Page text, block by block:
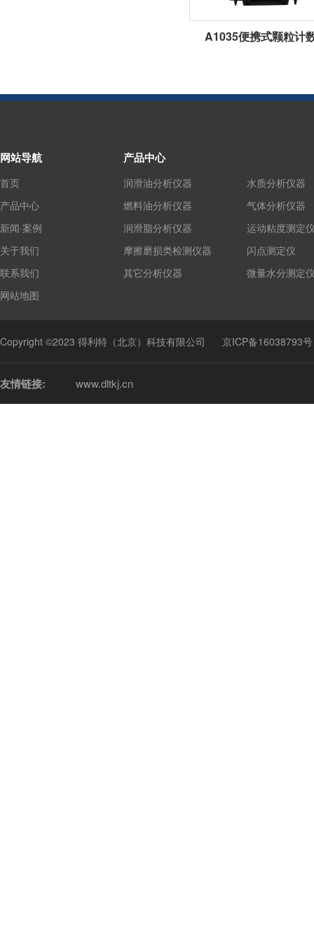
A1035便携式颗粒计
网站导航
首页
产品中心
新闻·案例
关于我们
联系我们
网站地图
产品中心
润滑油分析仪器
燃料油分析仪器
润滑脂分析仪器
摩擦磨损类检测仪器
其它分析仪器
水质分析仪器
气体分析仪器
运动粘度测定
闪点测定仪
微量水分测定
Copyright ©2023 得利特（北京）科技有限公司 京ICP备16038793号
友情链接: www.dltkj.cn